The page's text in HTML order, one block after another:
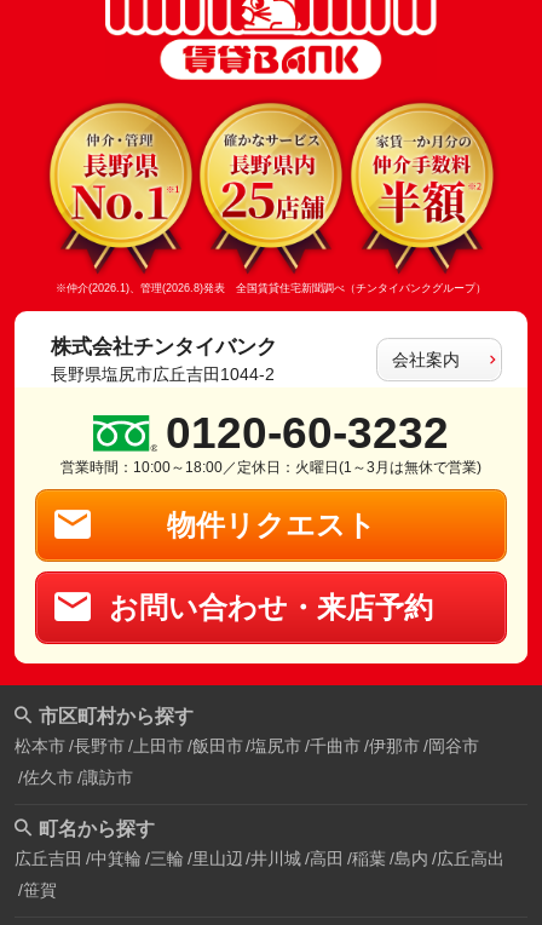
※仲介(2026.1)、管理(2026.8)発表 全国賃貸住宅新聞調べ（チンタイバンクグループ）
株式会社チンタイバンク
長野県塩尻市広丘吉田1044-2
会社案内
0120-60-3232
営業時間：10:00～18:00／定休日：火曜日(1～3月は無休で営業)
物件リクエスト
お問い合わせ・来店予約
市区町村から探す
松本市 長野市 上田市 飯田市 塩尻市 千曲市 伊那市 岡谷市
佐久市 諏訪市
町名から探す
広丘吉田 中箕輪 三輪 里山辺 井川城 高田 稲葉 島内 広丘高出
笹賀